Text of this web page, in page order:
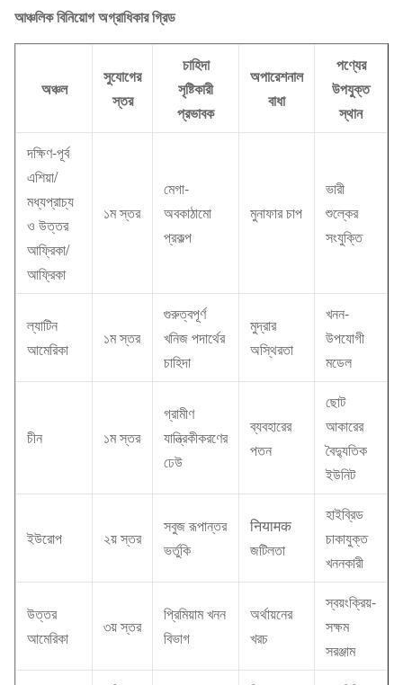
আঞ্চলিক বিনিয়োগ অগ্রাধিকার গ্রিড
অঞ্চল
সুযোগের
স্তর
চাহিদা
সৃষ্টিকারী
প্রভাবক
অপারেশনাল
বাধা
পণ্যের
উপযুক্ত
স্থান
দক্ষিণ-পূর্ব
এশিয়া/
মধ্যপ্রাচ্য
ও উত্তর
আফ্রিকা/
আফ্রিকা
১ম স্তর
মেগা-
অবকাঠামো
প্রকল্প
মুনাফার চাপ
ভারী
শুল্কের
সংযুক্তি
ল্যাটিন
আমেরিকা
১ম স্তর
গুরুত্বপূর্ণ
খনিজ পদার্থের
চাহিদা
মুদ্রার
অস্থিরতা
খনন-
উপযোগী
মডেল
চীন ১ম স্তর
গ্রামীণ
যান্ত্রিকীকরণের
ঢেউ
ব্যবহারের
পতন
ছোট
আকারের
বৈদ্যুতিক
ইউনিট
ইউরোপ ২য় স্তর
সবুজ রূপান্তর
ভর্তুকি
नियामक
জটিলতা
হাইব্রিড
চাকাযুক্ত
খননকারী
উত্তর
আমেরিকা
৩য় স্তর
প্রিমিয়াম খনন
বিভাগ
অর্থায়নের
খরচ
স্বয়ংক্রিয়-
সক্ষম
সরঞ্জাম